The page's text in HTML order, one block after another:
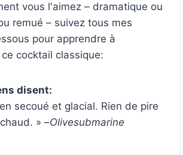
vous l'aimez – dramatique ou
remué – suivez tous mes
pour apprendre à
cocktail classique:
disent:
secoué et glacial. Rien de pire
» –Olivesubmarine